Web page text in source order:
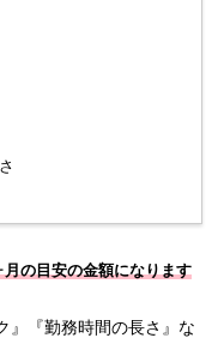
の目安の金額になります
』『勤務時間の長さ』な